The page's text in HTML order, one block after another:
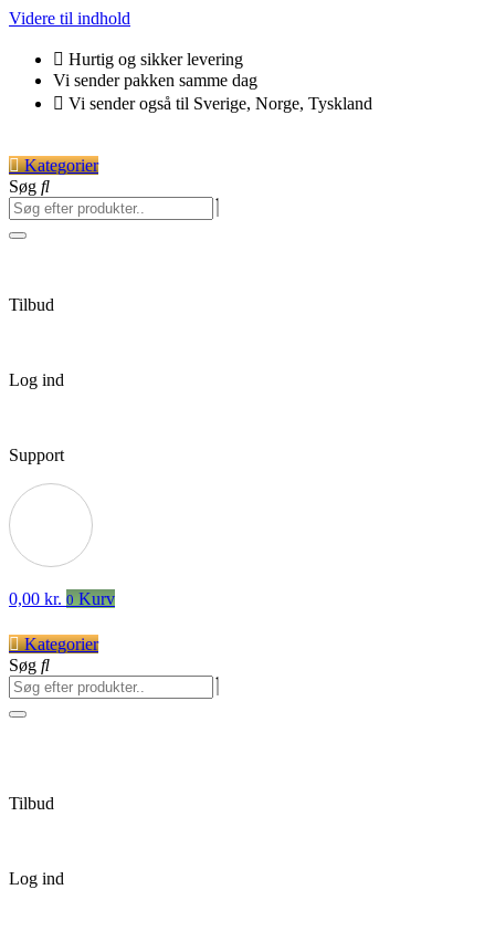
Videre til indhold
Hurtig og sikker levering
Vi sender pakken samme dag
Vi sender også til Sverige, Norge, Tyskland
Kategorier
Søg
Tilbud
Log ind
Support
0,00 kr. 0 Kurv
Kategorier
Søg
Tilbud
Log ind